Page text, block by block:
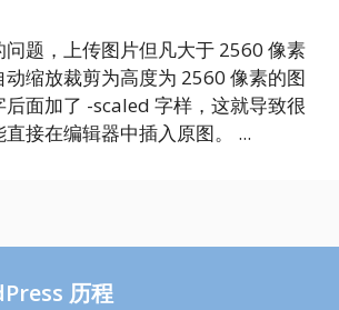
题，上传图片但凡大于 2560 像素
动缩放裁剪为高度为 2560 像素的图
后面加了 -scaled 字样，这就导致很
接在编辑器中插入原图。 ...
历程